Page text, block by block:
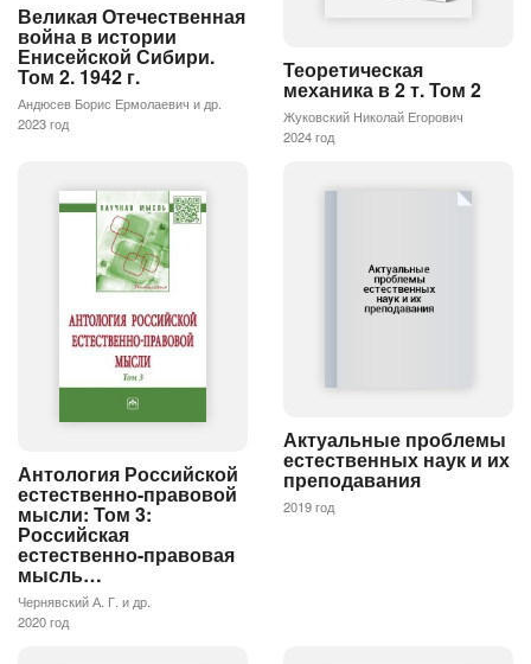
Великая Отечественная
война в истории
Енисейской Сибири.
Том 2. 1942 г.
Андюсев Борис Ермолаевич и др.
2023 год
Теоретическая
механика в 2 т. Том 2
Жуковский Николай Егорович
2024 год
Антология Российской
естественно-правовой
мысли: Том 3:
Российская
естественно-правовая
мысль…
Чернявский А. Г. и др.
2020 год
Актуальные проблемы
естественных наук и их
преподавания
2019 год